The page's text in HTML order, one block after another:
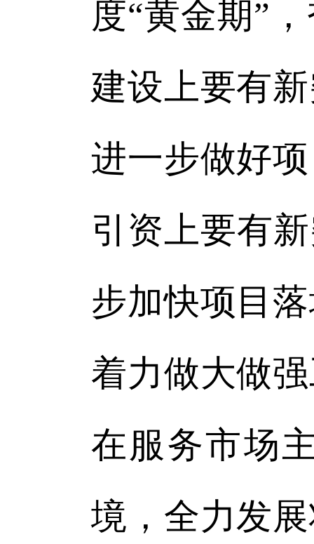
度“黄金期”
建设上要有
进一步做好
引资上要有
步加快项目
着力做大做
在服务市场
境，全力发